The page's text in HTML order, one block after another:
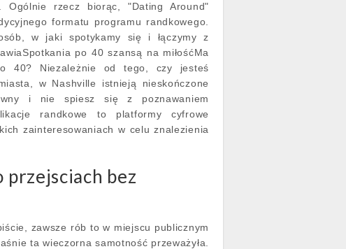
Ogólnie rzecz biorąc, "Dating Around"
formatu programu randkowego.
w jaki spotykamy się i łączymy z
po 40 szansą na miłośćMa
40? Niezależnie od tego, czy jesteś
w Nashville istnieją nieskończone
i nie spiesz się z poznawaniem
randkowe to platformy cyfrowe
zainteresowaniach w celu znalezienia
przejsciach bez
zawsze rób to w miejscu publicznym
ta wieczorna samotność przeważyła.